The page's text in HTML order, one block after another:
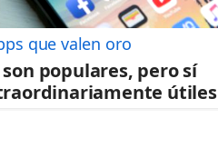
que valen oro
son populares, pero sí
útiles